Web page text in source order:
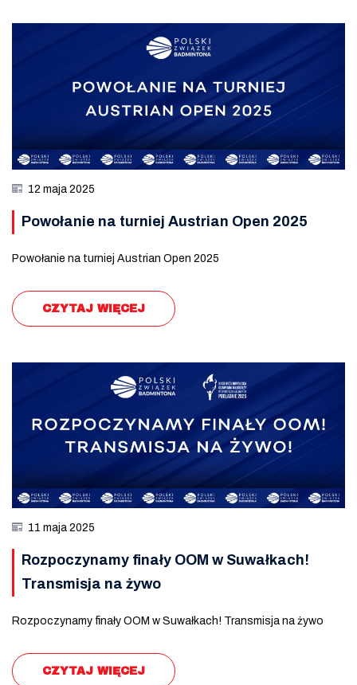
12 maja 2025
Powołanie na turniej Austrian Open 2025
Powołanie na turniej Austrian Open 2025
CZYTAJ WIĘCEJ
11 maja 2025
Rozpoczynamy finały OOM w Suwałkach!
Transmisja na żywo
Rozpoczynamy finały OOM w Suwałkach! Transmisja na żywo
CZYTAJ WIĘCEJ